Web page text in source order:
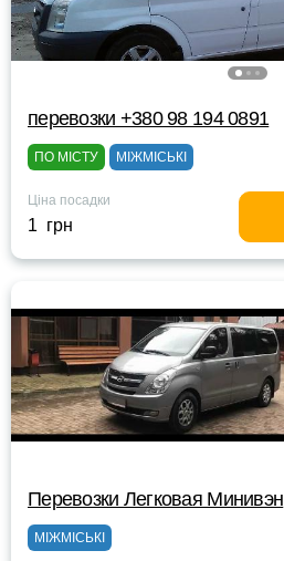
перевозки +380 98 194 0891
ПО МІСТУ МІЖМІСЬКІ
Ціна посадки
1 грн
Перевозки Легковая Минивэн
МІЖМІСЬКІ